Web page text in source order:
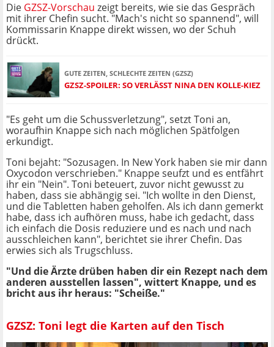
Die GZSZ-Vorschau zeigt bereits, wie sie das Gespräch
mit ihrer Chefin sucht. "Mach's nicht so spannend", will
Kommissarin Knappe direkt wissen, wo der Schuh
drückt.
GUTE ZEITEN, SCHLECHTE ZEITEN (GZSZ)
GZSZ-SPOILER: SO VERLÄSST NINA DEN KOLLE-KIEZ
"Es geht um die Schussverletzung", setzt Toni an,
woraufhin Knappe sich nach möglichen Spätfolgen
erkundigt.
Toni bejaht: "Sozusagen. In New York haben sie mir dann
Oxycodon verschrieben." Knappe seufzt und es entfährt
ihr ein "Nein". Toni beteuert, zuvor nicht gewusst zu
haben, dass sie abhängig sei. "Ich wollte in den Dienst,
und die Tabletten haben geholfen. Als ich dann gemerkt
habe, dass ich aufhören muss, habe ich gedacht, dass
ich einfach die Dosis reduziere und es nach und nach
ausschleichen kann", berichtet sie ihrer Chefin. Das
erwies sich als Trugschluss.
"Und die Ärzte drüben haben dir ein Rezept nach dem
anderen ausstellen lassen", wittert Knappe, und es
bricht aus ihr heraus: "Scheiße."
GZSZ: Toni legt die Karten auf den Tisch